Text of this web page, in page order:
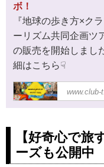
ボ！
『地球の歩き方×ク
ーリズム共同企画ツ
の販売を開始しまし
細はこちら☟
地球の歩き
ラブツー
外ツアー│
ブツーリズ
クラブツー
【好奇心で旅
ーズも公開中